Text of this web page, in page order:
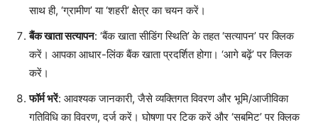
साथ ही, ‘ग्रामीण’ या ‘शहरी’ क्षेत्र का चयन करें।
बैंक खाता सत्यापन: ‘बैंक खाता सीडिंग स्थिति’ के तहत ‘सत्यापन’ पर क्लिक
करें। आपका आधार-लिंक बैंक खाता प्रदर्शित होगा। ‘आगे बढ़ें’ पर क्लिक
करें।
फॉर्म भरें: आवश्यक जानकारी, जैसे व्यक्तिगत विवरण और भूमि/आजीविका
गतिविधि का विवरण, दर्ज करें। घोषणा पर टिक करें और ‘सबमिट’ पर क्लिक